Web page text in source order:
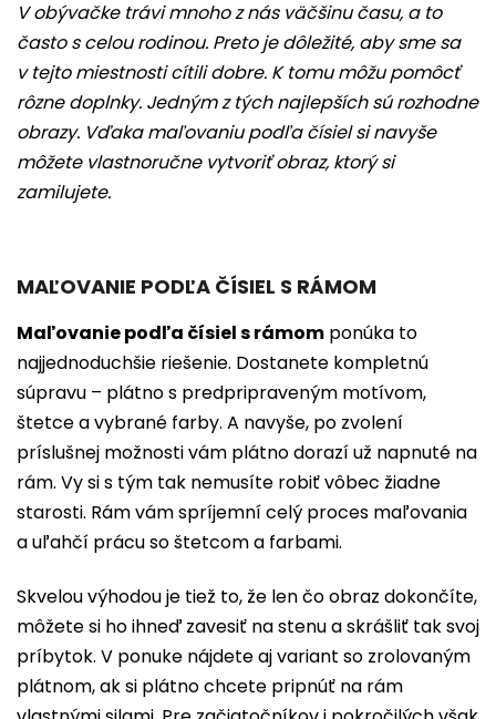
V obývačke trávi mnoho z nás väčšinu času, a to
často s celou rodinou. Preto je dôležité, aby sme sa
v tejto miestnosti cítili dobre. K tomu môžu pomôcť
rôzne doplnky. Jedným z tých najlepších sú rozhodne
obrazy. Vďaka maľovaniu podľa čísiel si navyše
môžete vlastnoručne vytvoriť obraz, ktorý si
zamilujete.
MAĽOVANIE PODĽA ČÍSIEL S RÁMOM
Maľovanie podľa čísiel s rámom ponúka to
najjednoduchšie riešenie. Dostanete kompletnú
súpravu – plátno s predpripraveným motívom,
štetce a vybrané farby. A navyše, po zvolení
príslušnej možnosti vám plátno dorazí už napnuté na
rám. Vy si s tým tak nemusíte robiť vôbec žiadne
starosti. Rám vám spríjemní celý proces maľovania
a uľahčí prácu so štetcom a farbami.
Skvelou výhodou je tiež to, že len čo obraz dokončíte,
môžete si ho ihneď zavesiť na stenu a skrášliť tak svoj
príbytok. V ponuke nájdete aj variant so zrolovaným
plátnom, ak si plátno chcete pripnúť na rám